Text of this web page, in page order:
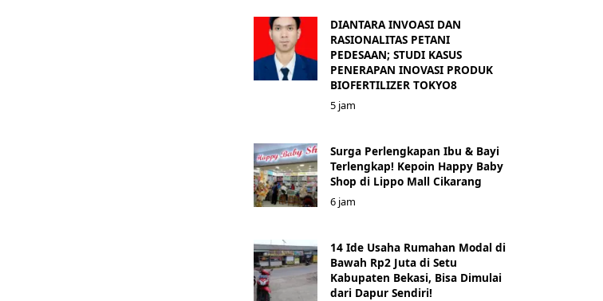
DIANTARA INVOASI DAN
RASIONALITAS PETANI
PEDESAAN; STUDI KASUS
PENERAPAN INOVASI PRODUK
BIOFERTILIZER TOKYO8
5 jam
Surga Perlengkapan Ibu & Bayi
Terlengkap! Kepoin Happy Baby
Shop di Lippo Mall Cikarang
6 jam
14 Ide Usaha Rumahan Modal di
Bawah Rp2 Juta di Setu
Kabupaten Bekasi, Bisa Dimulai
dari Dapur Sendiri!